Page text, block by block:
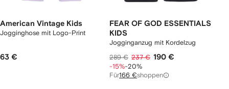
American Vintage Kids
Jogginghose mit Logo-Print
63 €
FEAR OF GOD ESSENTIALS
KIDS
Jogginganzug mit Kordelzug
289 € 237 € 190 €
-15%-20%
Für166 €shoppen